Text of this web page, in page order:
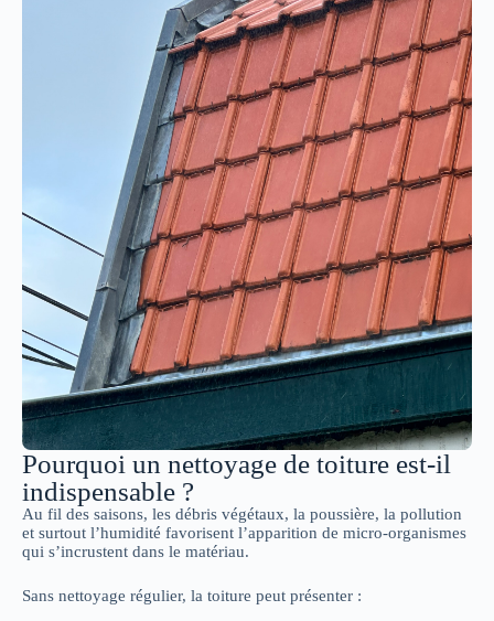
Pourquoi un nettoyage de toiture est-il
indispensable ?
Au fil des saisons, les débris végétaux, la poussière, la pollution
et surtout l’humidité favorisent l’apparition de micro-organismes
qui s’incrustent dans le matériau.
Sans nettoyage régulier, la toiture peut présenter :